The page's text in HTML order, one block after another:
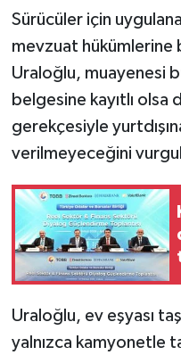
Sürücüler için
mevzuat hükümlerine
Uraloğlu, muayenesi
belgesine kayıtlı
gerekçesiyle yurtdışına
verilmeyeceğini
Uraloğlu, ev eşyası
yalnızca kamyonetle